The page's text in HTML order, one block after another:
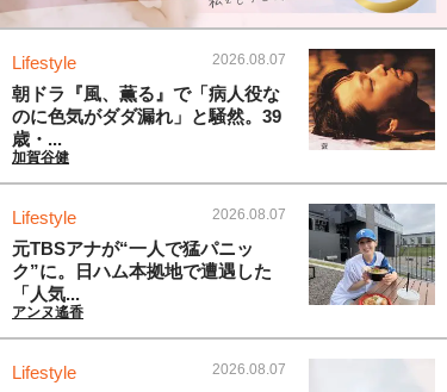
Lifestyle 2026.08.07
朝ドラ『風、薫る』で「病人役な
のに色気がダダ漏れ」と騒然。39
歳・...
加賀谷健
Lifestyle 2026.08.07
元TBSアナが“一人で猛パニッ
ク”に。日ハム本拠地で遭遇した
「人気...
アンヌ遙香
Lifestyle 2026.08.07